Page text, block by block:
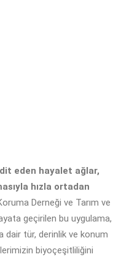
eden hayalet ağlar,
hızla ortadan
Derneği ve Tarım ve
geçirilen bu uygulama,
dair tür, derinlik ve konum
biyoçeşitliliğini